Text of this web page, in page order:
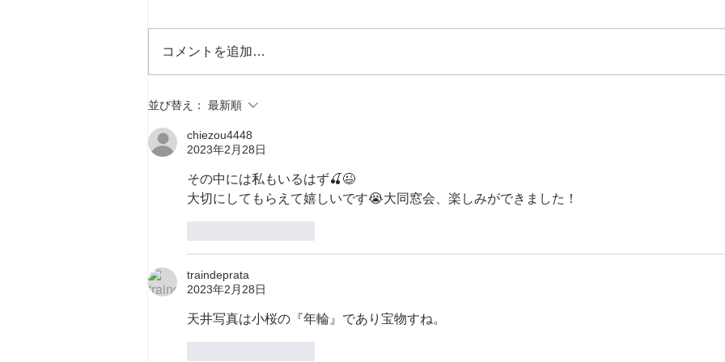
しました。 小桜・小梅、私たち
の「今」を映像に残しました。ぜ
タンド」として出店するのか
もっと楽しく。そんな想いから生
に楽しんでほしい。そんな願いを
コメントを追加…
並び替え： 最新順
chiezou4448
2023年2月28日
その中には私もいるはず🍒😉
大切にしてもらえて嬉しいです😭大同窓会、楽しみができました！
traindeprata
2023年2月28日
天井写真は小桜の『年輪』であり宝物すね。